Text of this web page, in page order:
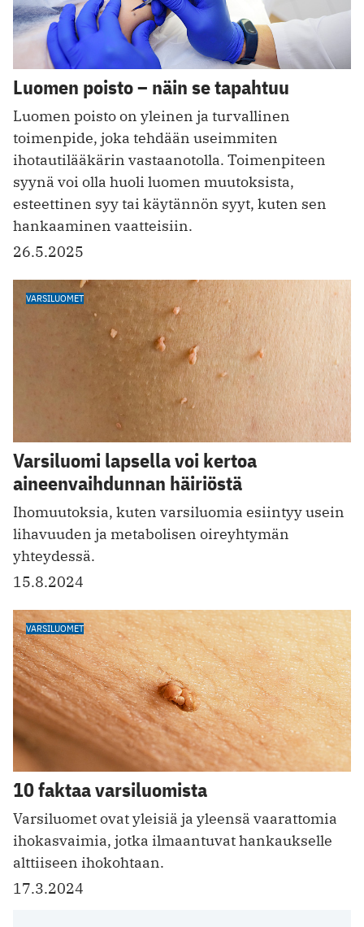
Luomen poisto – näin se tapahtuu
Luomen poisto on yleinen ja turvallinen
toimenpide, joka tehdään useimmiten
ihotautilääkärin vastaanotolla. Toimenpiteen
syynä voi olla huoli luomen muutoksista,
esteettinen syy tai käytännön syyt, kuten sen
hankaaminen vaatteisiin.
26.5.2025
VARSILUOMET
Varsiluomi lapsella voi kertoa
aineenvaihdunnan häiriöstä
Ihomuutoksia, kuten varsiluomia esiintyy usein
lihavuuden ja metabolisen oireyhtymän
yhteydessä.
15.8.2024
VARSILUOMET
10 faktaa varsiluomista
Varsiluomet ovat yleisiä ja yleensä vaarattomia
ihokasvaimia, jotka ilmaantuvat hankaukselle
alttiiseen ihokohtaan.
17.3.2024